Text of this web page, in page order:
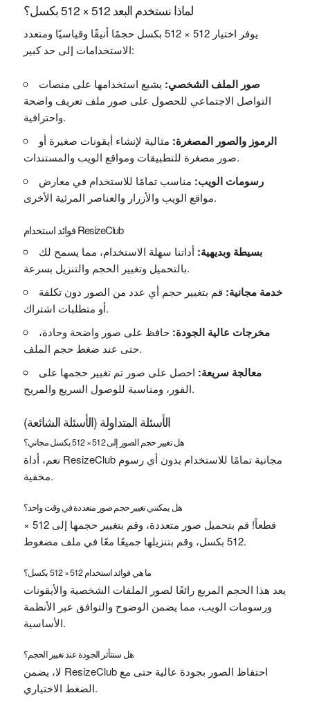
لماذا نستخدم البعد 512 × 512 بكسل؟
يوفر اختيار 512 × 512 بكسل حجمًا أنيقًا وقياسيًا ومتعدد
الاستخدامات إلى حد كبير:
صور الملف الشخصي: يشيع استخدامها على منصات
التواصل الاجتماعي للحصول على صور ملف تعريف واضحة
واحترافية.
الرموز والصور المصغرة: مثالية لإنشاء أيقونات صغيرة أو
صور مصغرة للتطبيقات ومواقع الويب والمستندات.
رسومات الويب: مناسب تمامًا للاستخدام في معارض
مواقع الويب والأزرار والعناصر المرئية الأخرى.
فوائد استخدام ResizeClub
بسيطة وبديهية:أداتنا سهلة الاستخدام، مما يسمح لك
بالتحميل وتغيير الحجم والتنزيل بسرعة.
خدمة مجانية: قم بتغيير حجم أي عدد من الصور دون تكلفة
أو متطلبات اشتراك.
مخرجات عالية الجودة:حافظ على صور واضحة وحادة،
حتى عند ضغط حجم الملف.
معالجة سريعة: احصل على صور تم تغيير حجمها على
الفور، ومناسبة للوصول السريع والمريح.
الأسئلة المتداولة (الأسئلة الشائعة)
هل تغيير حجم الصور إلى 512 × 512 بكسل مجاني؟
نعم، أداة ResizeClub مجانية تمامًا للاستخدام بدون أي رسوم
مخفية.
هل يمكنني تغيير حجم صور متعددة في وقت واحد؟
قطعاً! قم بتحميل صور متعددة، وقم بتغيير حجمها إلى 512 ×
512 بكسل، وقم بتنزيلها جميعًا معًا في ملف مضغوط.
ما هي فوائد استخدام 512 × 512 بكسل؟
يعد هذا الحجم المربع رائعًا لصور الملفات الشخصية والأيقونات
ورسومات الويب، مما يضمن الوضوح والتوافق عبر الأنظمة
الأساسية.
هل ستتأثر الجودة عند تغيير الحجم؟
لا، يضمن ResizeClub احتفاظ الصور بجودة عالية حتى مع
الضغط الاختياري.